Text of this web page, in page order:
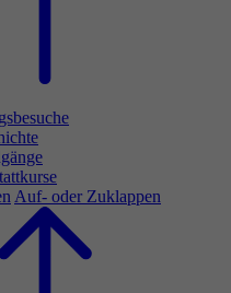
Auf- oder Zuklappen